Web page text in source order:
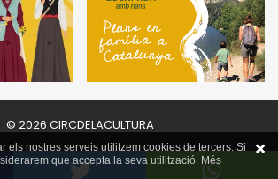
© 2026 CIRCDELACULTURA
els nostres serveis utilitzem cookies de tercers. Si
que accepta la seva utilització. Més